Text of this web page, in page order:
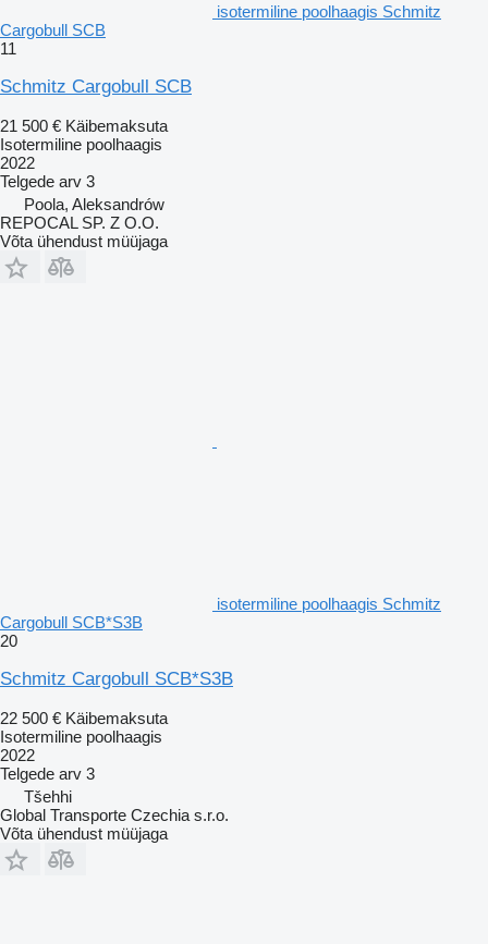
isotermiline poolhaagis Schmitz
Cargobull SCB
11
Schmitz Cargobull SCB
21 500 € Käibemaksuta
Isotermiline poolhaagis
2022
Telgede arv 3
Poola, Aleksandrów
REPOCAL SP. Z O.O.
Võta ühendust müüjaga
isotermiline poolhaagis Schmitz
Cargobull SCB*S3B
20
Schmitz Cargobull SCB*S3B
22 500 € Käibemaksuta
Isotermiline poolhaagis
2022
Telgede arv 3
Tšehhi
Global Transporte Czechia s.r.o.
Võta ühendust müüjaga